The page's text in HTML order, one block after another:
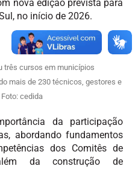
nova edição prevista para
no início de 2026.
três cursos em municípios
mais de 230 técnicos, gestores e
cedida
da participação
abordando fundamentos
dos Comitês de
da construção de